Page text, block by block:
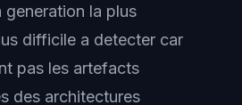
generation la plus
difficile a detecter car
pas les artefacts
des architectures